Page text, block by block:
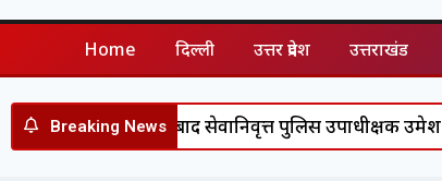
Home दिल्ली उत्तर प्रदेश उत्तराखंड
Breaking News
उत्कृष्ट सेवा के बाद सेवानिवृत्त पुलिस उपाधीक्षक उमेश चन्द